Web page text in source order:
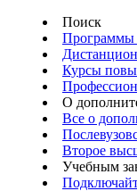
Поиск
Курсы
О
Все о
Второе
Учебным